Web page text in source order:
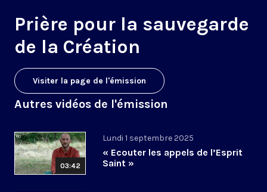
Prière pour la sauvegarde
de la Création
Visiter la page de l'émission
Autres vidéos de l'émission
03:42
Lundi 1 septembre 2025
« Ecouter les appels de l’Esprit
Saint »